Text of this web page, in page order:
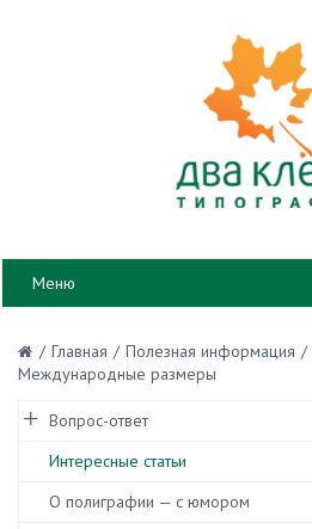
Меню
/ Главная / Полезная информация /
Международные размеры
Вопрос-ответ
Интересные статьи
О полиграфии — с юмором